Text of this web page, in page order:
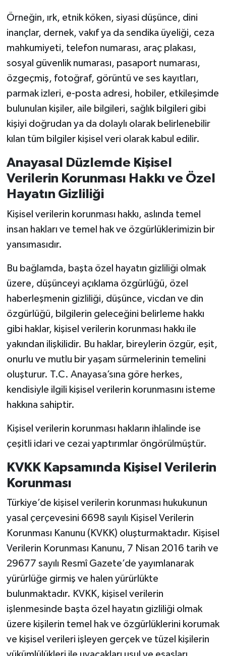
Örneğin, ırk, etnik köken, siyasi düşünce, dini
inançlar, dernek, vakıf ya da sendika üyeliği, ceza
mahkumiyeti, telefon numarası, araç plakası,
sosyal güvenlik numarası, pasaport numarası,
özgeçmiş, fotoğraf, görüntü ve ses kayıtları,
parmak izleri, e-posta adresi, hobiler, etkileşimde
bulunulan kişiler, aile bilgileri, sağlık bilgileri gibi
kişiyi doğrudan ya da dolaylı olarak belirlenebilir
kılan tüm bilgiler kişisel veri olarak kabul edilir.
Anayasal Düzlemde Kişisel
Verilerin Korunması Hakkı ve Özel
Hayatın Gizliliği
Kişisel verilerin korunması hakkı, aslında temel
insan hakları ve temel hak ve özgürlüklerimizin bir
yansımasıdır.
Bu bağlamda, başta özel hayatın gizliliği olmak
üzere, düşünceyi açıklama özgürlüğü, özel
haberleşmenin gizliliği, düşünce, vicdan ve din
özgürlüğü, bilgilerin geleceğini belirleme hakkı
gibi haklar, kişisel verilerin korunması hakkı ile
yakından ilişkilidir. Bu haklar, bireylerin özgür, eşit,
onurlu ve mutlu bir yaşam sürmelerinin temelini
oluşturur. T.C. Anayasa’sına göre herkes,
kendisiyle ilgili kişisel verilerin korunmasını isteme
hakkına sahiptir.
Kişisel verilerin korunması hakların ihlalinde ise
çeşitli idari ve cezai yaptırımlar öngörülmüştür.
KVKK Kapsamında Kişisel Verilerin
Korunması
Türkiye’de kişisel verilerin korunması hukukunun
yasal çerçevesini 6698 sayılı Kişisel Verilerin
Korunması Kanunu (KVKK) oluşturmaktadır. Kişisel
Verilerin Korunması Kanunu, 7 Nisan 2016 tarih ve
29677 sayılı Resmî Gazete’de yayımlanarak
yürürlüğe girmiş ve halen yürürlükte
bulunmaktadır. KVKK, kişisel verilerin
işlenmesinde başta özel hayatın gizliliği olmak
üzere kişilerin temel hak ve özgürlüklerini korumak
ve kişisel verileri işleyen gerçek ve tüzel kişilerin